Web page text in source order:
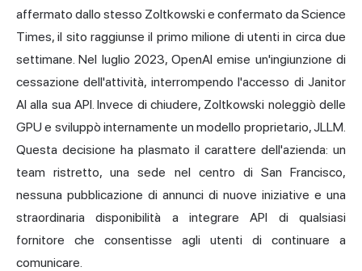
affermato dallo stesso Zoltkowski e confermato da Science
Times, il sito raggiunse il primo milione di utenti in circa due
settimane. Nel luglio 2023, OpenAI emise un'ingiunzione di
cessazione dell'attività, interrompendo l'accesso di Janitor
AI alla sua API. Invece di chiudere, Zoltkowski noleggiò delle
GPU e sviluppò internamente un modello proprietario, JLLM.
Questa decisione ha plasmato il carattere dell'azienda: un
team ristretto, una sede nel centro di San Francisco,
nessuna pubblicazione di annunci di nuove iniziative e una
straordinaria disponibilità a integrare API di qualsiasi
fornitore che consentisse agli utenti di continuare a
comunicare.